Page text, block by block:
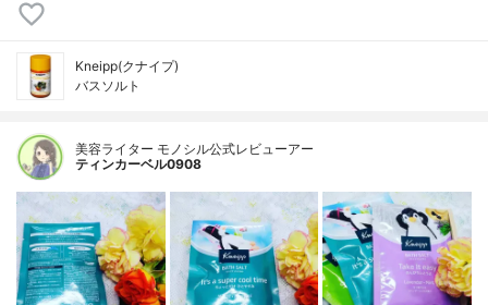
Kneipp(クナイプ)
バスソルト
美容ライター モノシル公式レビューアー
ティンカーベル0908